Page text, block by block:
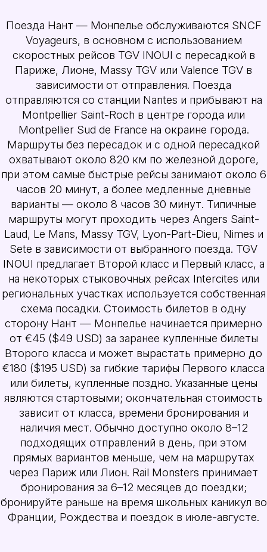
Поезда Нант — Монпелье обслуживаются SNCF
Voyageurs, в основном с использованием
скоростных рейсов TGV INOUI с пересадкой в
Париже, Лионе, Massy TGV или Valence TGV в
зависимости от отправления. Поезда
отправляются со станции Nantes и прибывают на
Montpellier Saint-Roch в центре города или
Montpellier Sud de France на окраине города.
Маршруты без пересадок и с одной пересадкой
охватывают около 820 км по железной дороге,
при этом самые быстрые рейсы занимают около 6
часов 20 минут, а более медленные дневные
варианты — около 8 часов 30 минут. Типичные
маршруты могут проходить через Angers Saint-
Laud, Le Mans, Massy TGV, Lyon-Part-Dieu, Nimes и
Sete в зависимости от выбранного поезда. TGV
INOUI предлагает Второй класс и Первый класс, а
на некоторых стыковочных рейсах Intercites или
региональных участках используется собственная
схема посадки. Стоимость билетов в одну
сторону Нант — Монпелье начинается примерно
от €45 ($49 USD) за заранее купленные билеты
Второго класса и может вырастать примерно до
€180 ($195 USD) за гибкие тарифы Первого класса
или билеты, купленные поздно. Указанные цены
являются стартовыми; окончательная стоимость
зависит от класса, времени бронирования и
наличия мест. Обычно доступно около 8–12
подходящих отправлений в день, при этом
прямых вариантов меньше, чем на маршрутах
через Париж или Лион. Rail Monsters принимает
бронирования за 6–12 месяцев до поездки;
бронируйте раньше на время школьных каникул во
Франции, Рождества и поездок в июле-августе.